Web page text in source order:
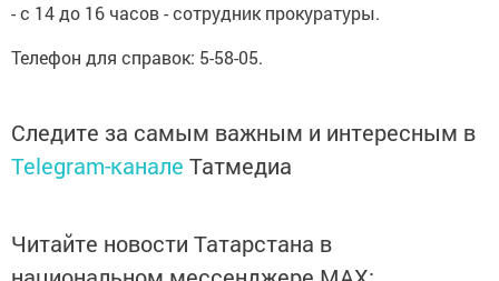
- с 14 до 16 часов - сотрудник прокуратуры.
Телефон для справок: 5-58-05.
Следите за самым важным и интересным в
Telegram-канале Татмедиа
Читайте новости Татарстана в